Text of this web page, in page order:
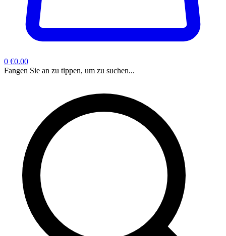
0 €0.00
Fangen Sie an zu tippen, um zu suchen...